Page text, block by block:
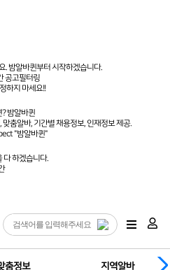
. 밤알바퀸부터 시작하겠습니다.
공고필터링
하지 마세요!!
? 밤알바퀸
춤알바, 기간별 채용정보, 인재정보 제공.
"밤알바퀸"
다 하겠습니다.
춤정보 지역알바